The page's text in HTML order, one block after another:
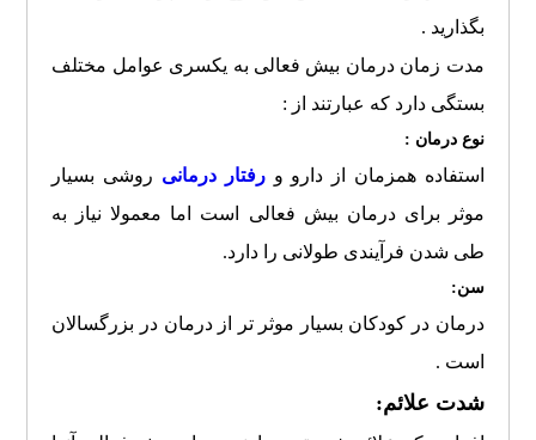
بگذارید .
مدت زمان درمان بیش فعالی به یکسری عوامل مختلف
بستگی دارد که عبارتند از :
نوع درمان :
استفاده همزمان از دارو و رفتار درمانی روشی بسیار
موثر برای درمان بیش فعالی است اما معمولا نیاز به
طی شدن فرآیندی طولانی را دارد.
سن:
درمان در کودکان بسیار موثر تر از درمان در بزرگسالان
است .
شدت علائم: